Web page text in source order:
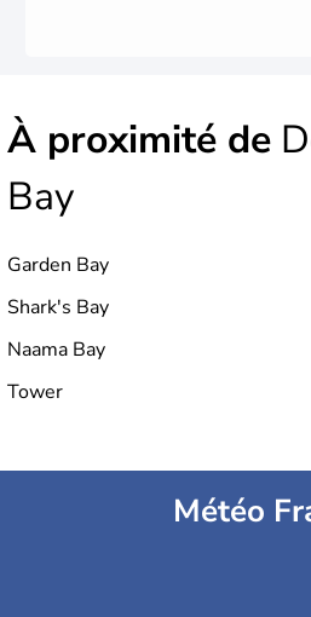
À proximité de
Bay
Garden Bay
Shark's Bay
Naama Bay
Tower
Météo